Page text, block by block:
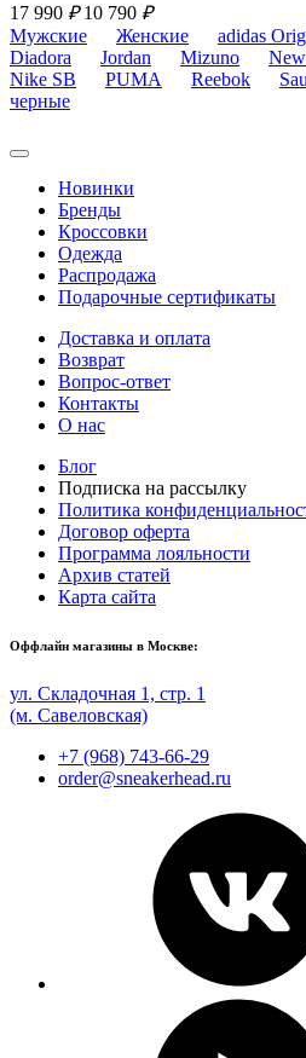
17 990 ₽ 10 790 ₽
Мужские
Женские adidas
Diadora
Jordan Mizuno
Nike SB
PUMA Reebok
черные
Новинки
Бренды
Кроссовки
Одежда
Распродажа
Подарочные сертификаты
Доставка и оплата
Возврат
Вопрос-ответ
Контакты
О нас
Блог
Подписка на рассылку
Политика
Договор оферта
Программа лояльности
Архив статей
Карта сайта
Оффлайн магазины в Москве:
ул. Складочная 1, стр. 1
(м. Савеловская)
+7 (968) 743-66-29
order@sneakerhead.ru